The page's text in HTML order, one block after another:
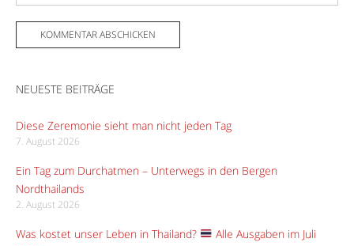
NEUESTE BEITRÄGE
Diese Zeremonie sieht man nicht jeden Tag
7. August 2026
Ein Tag zum Durchatmen – Unterwegs in den Bergen
Nordthailands
2. August 2026
Was kostet unser Leben in Thailand?
Alle Ausgaben im Juli